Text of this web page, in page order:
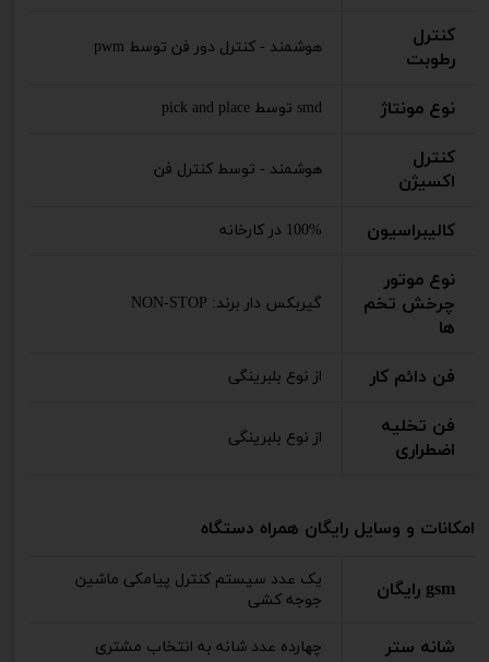
کنترل
رطوبت
هوشمند - کنترل دور فن توسط pwm
نوع مونتاژ smd توسط pick and place
کنترل
اکسیژن
هوشمند - توسط کنترل فن
کالیبراسیون 100% در کارخانه
نوع موتور
چرخش تخم
ها
گیربکس دار برند: NON-STOP
فن دائم کار از نوع بلبرینگی
فن تخلیه
اضطراری
از نوع بلبرینگی
امکانات و وسایل رایگان همراه دستگاه
gsm رایگان
یک عدد سیستم کنترل پیامکی ماشین
جوجه کشی
شانه ستر چهارده عدد شانه به انتخاب مشتری